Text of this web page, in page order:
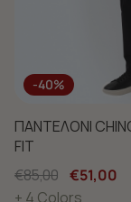
-40%
ΠΑΝΤΕΛΟΝΙ
FIT
€85,00 €51,00
+ 4 Colors